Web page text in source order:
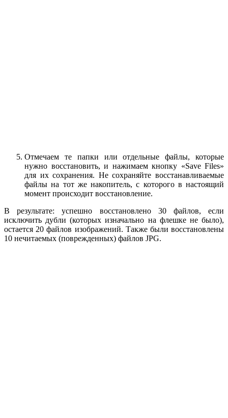
Отмечаем те папки или отдельные файлы, которые
нужно восстановить, и нажимаем кнопку «Save Files»
для их сохранения. Не сохраняйте восстанавливаемые
файлы на тот же накопитель, с которого в настоящий
момент происходит восстановление.
В результате: успешно восстановлено 30 файлов, если
исключить дубли (которых изначально на флешке не было),
остается 20 файлов изображений. Также были восстановлены
10 нечитаемых (поврежденных) файлов JPG.